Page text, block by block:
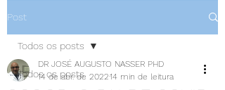
Post
Todos os posts
Todos os posts
DR JOSÉ AUGUSTO NASSER PHD
14 de abr. de 202214 min de leitura